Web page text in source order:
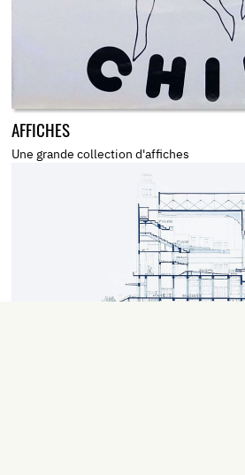
AFFICHES
Une grande collection d'affiches